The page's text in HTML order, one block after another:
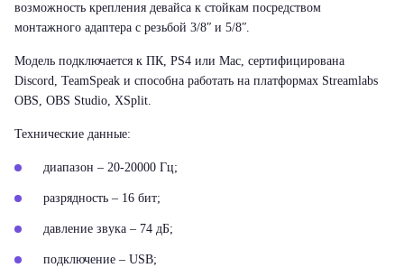
возможность крепления девайса к стойкам посредством
монтажного адаптера с резьбой 3/8ʺ и 5/8ʺ.
Модель подключается к ПК, PS4 или Mac, сертифицирована
Discord, TeamSpeak и способна работать на платформах Streamlabs
OBS, OBS Studio, XSplit.
Технические данные:
диапазон – 20-20000 Гц;
разрядность – 16 бит;
давление звука – 74 дБ;
подключение – USB;